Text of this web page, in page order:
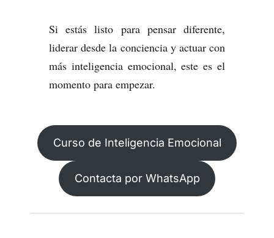
Si estás listo para pensar diferente,
liderar desde la conciencia y actuar con
más inteligencia emocional, este es el
momento para empezar.
Curso de Inteligencia Emocional
Contacta por WhatsApp